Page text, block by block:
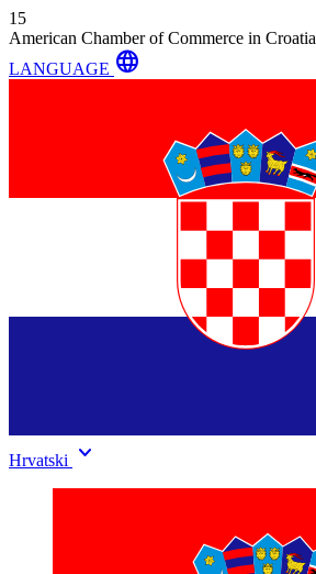
15
American Chamber of Commerce in Croatia
LANGUAGE language
Hrvatski keyboard_arrow_down